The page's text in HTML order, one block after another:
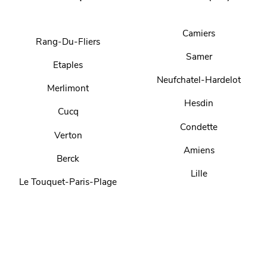
Rang-Du-Fliers
Etaples
Merlimont
Cucq
Verton
Berck
Le Touquet-Paris-Plage
Camiers
Samer
Neufchatel-Hardelot
Hesdin
Condette
Amiens
Lille